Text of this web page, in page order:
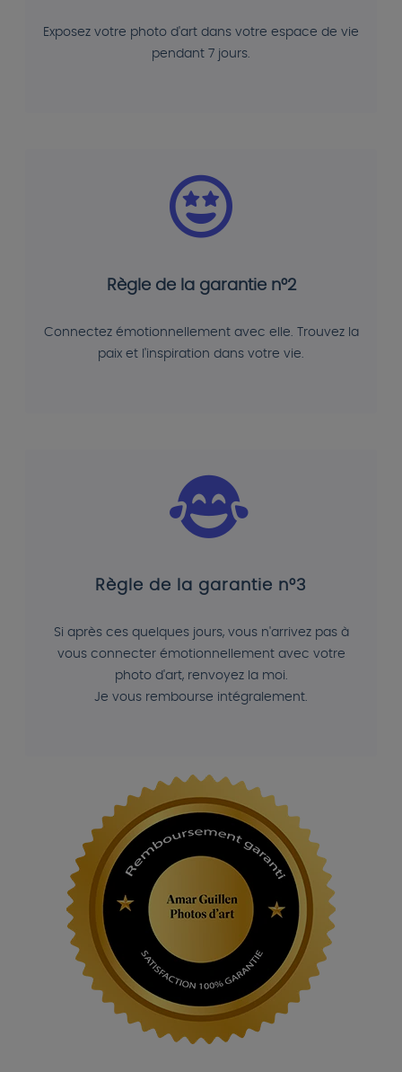
Exposez votre photo d'art dans votre espace de vie
pendant 7 jours.
Règle de la garantie n°2
Connectez émotionnellement avec elle. Trouvez la
paix et l'inspiration dans votre vie.
Règle de la garantie n°3
Si après ces quelques jours, vous n'arrivez pas à
vous connecter émotionnellement avec votre
photo d'art, renvoyez la moi.
Je vous rembourse intégralement.